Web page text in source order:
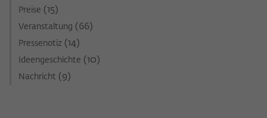
Preise (15)
Veranstaltung (66)
Pressenotiz (14)
Ideengeschichte (10)
Nachricht (9)